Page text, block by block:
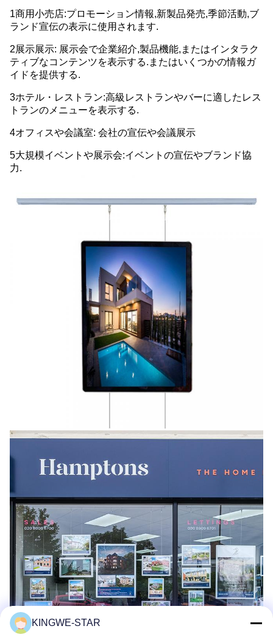
1商用小売店:プロモーション情報,新製品発売,季節活動,ブ
ランド宣伝の表示に使用されます.
2展示展示: 展示会で企業紹介,製品機能,またはインタラク
ティブなコンテンツを表示する.またはいくつかの情報ガ
イドを提供する.
3ホテル・レストラン:高級レストランやバーに適したレス
トランのメニューを表示する.
4オフィスや会議室: 会社の宣伝や会議展示
5大規模イベントや展示会:イベントの宣伝やブランド協
力.
KINGWE-STAR